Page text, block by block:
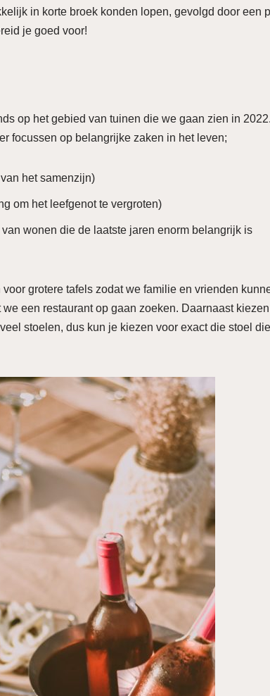
in korte broek konden lopen, gevolgd door een
je goed voor!
op het gebied van tuinen die we gaan zien in
focussen op belangrijke zaken in het leven;
het samenzijn)
om het leefgenot te vergroten)
wonen die de laatste jaren enorm belangrijk is
grotere tafels zodat we familie en vrienden
we een restaurant op gaan zoeken. Daarnaast
stoelen, dus kun je kiezen voor exact die stoel